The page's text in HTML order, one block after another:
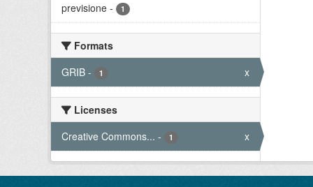
previsione - 1
Formats
GRIB - 1 x
Licenses
Creative Commons... - 1 x